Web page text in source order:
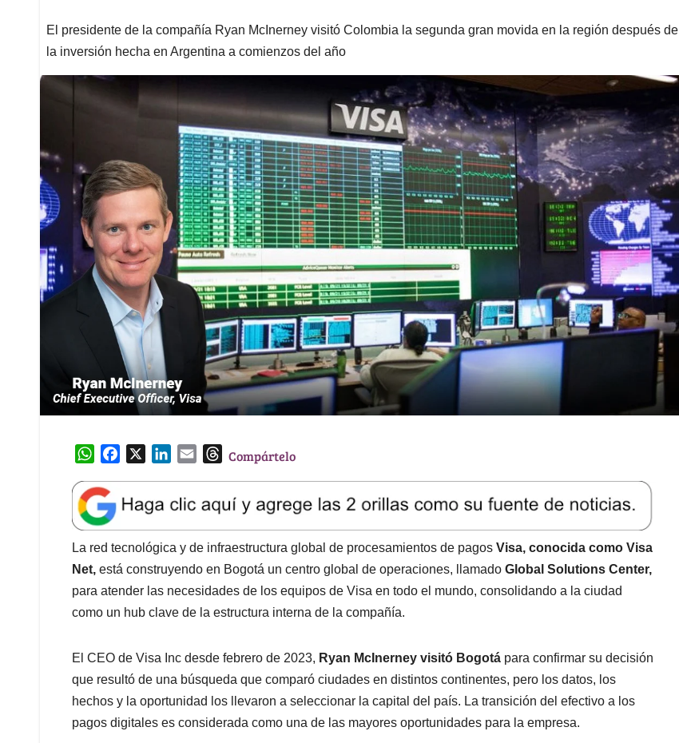
El presidente de la compañía Ryan McInerney visitó Colombia la segunda gran movida en la región después de
la inversión hecha en Argentina a comienzos del año
W
a
t
s
A
p
p
e
b
o
o
k
k
e
d
I
n
l
T
e
a
d
s
Compártelo
La red tecnológica y de infraestructura global de procesamientos de pagos Visa, conocida como Visa
Net, está construyendo en Bogotá un centro global de operaciones, llamado Global Solutions Center,
para atender las necesidades de los equipos de Visa en todo el mundo, consolidando a la ciudad
como un hub clave de la estructura interna de la compañía.
El CEO de Visa Inc desde febrero de 2023, Ryan McInerney visitó Bogotá para confirmar su decisión
que resultó de una búsqueda que comparó ciudades en distintos continentes, pero los datos, los
hechos y la oportunidad los llevaron a seleccionar la capital del país. La transición del efectivo a los
pagos digitales es considerada como una de las mayores oportunidades para la empresa.